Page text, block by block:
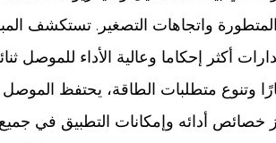
واتجاهات التصغير. تستكشف
أكثر إحكاما وعالية الأداء للموصل
وتنوع متطلبات الطاقة، يحتفظ
خصائص أدائه وإمكانات التطبيق في